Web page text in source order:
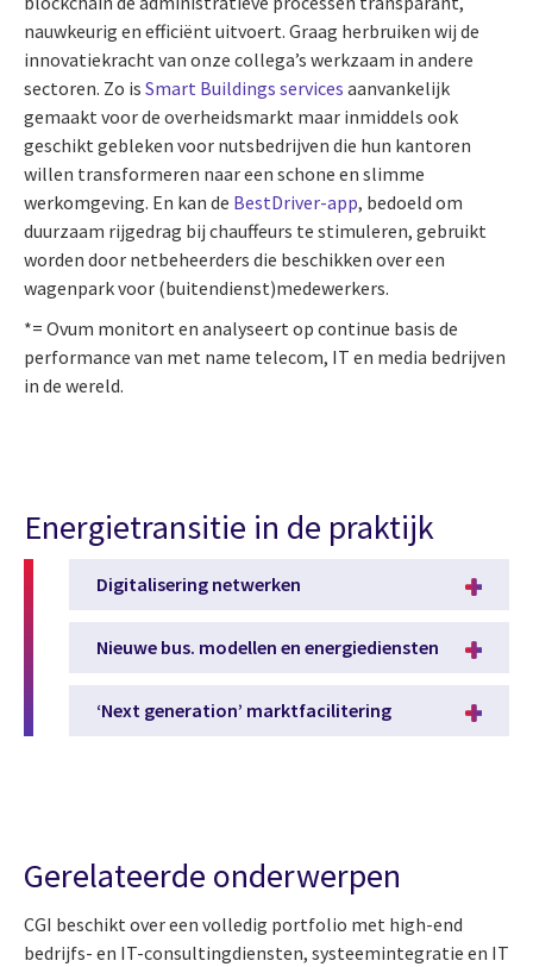
nauwkeurig en efficiënt uitvoert. Graag herbruiken wij de
innovatiekracht van onze collega’s werkzaam in andere
sectoren. Zo is Smart Buildings services aanvankelijk
gemaakt voor de overheidsmarkt maar inmiddels ook
geschikt gebleken voor nutsbedrijven die hun kantoren
willen transformeren naar een schone en slimme
werkomgeving. En kan de BestDriver-app, bedoeld om
duurzaam rijgedrag bij chauffeurs te stimuleren, gebruikt
worden door netbeheerders die beschikken over een
wagenpark voor (buitendienst)medewerkers.
*= Ovum monitort en analyseert op continue basis de
performance van met name telecom, IT en media bedrijven
in de wereld.
Energietransitie in de praktijk
Digitalisering netwerken
Nieuwe bus. modellen en energiediensten
‘Next generation’ marktfacilitering
Gerelateerde onderwerpen
CGI beschikt over een volledig portfolio met high-end
bedrijfs- en IT-consultingdiensten, systeemintegratie en IT